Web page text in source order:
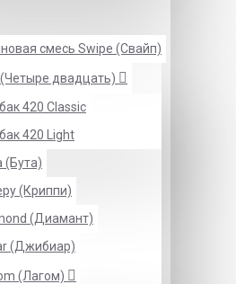
смесь Swipe (Свайп)
двадцать)
420 Classic
420 Light
(Бута)
(Криппи)
(Диамант)
(Джибиар)
(Лагом)